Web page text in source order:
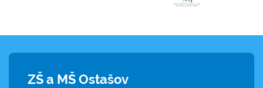
ZŠ a MŠ Ostašov